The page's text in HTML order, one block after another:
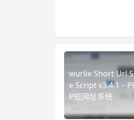
wurlie Short Url
e Script v3.4.1 –
P短网址系统